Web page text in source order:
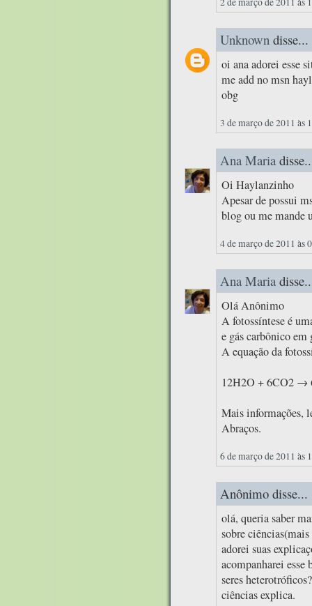
Unknown disse...
oi ana adorei esse
me add no msn
obg
3 de março de 2011 às
Ana Maria
Oi Haylanzinho
Apesar de possui
blog ou me mande
4 de março de 2011 às
Ana Maria
Olá Anônimo
A fotossíntese é
e gás carbônico
A equação da
12H2O + 6CO2 →
Mais informações,
Abraços.
6 de março de 2011 às
Anônimo disse...
olá, queria saber
sobre
adorei suas
acompanharei
seres
ciências explica.